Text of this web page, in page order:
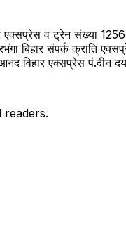
व ट्रेन संख्या
बिहार संपर्क क्रांति
विहार एक्सप्रेस पं.दीन
readers.